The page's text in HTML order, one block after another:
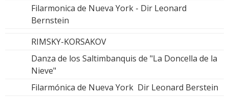
Filarmonica de Nueva York - Dir Leonard
Bernstein
RIMSKY-KORSAKOV
Danza de los Saltimbanquis de "La Doncella de la
Nieve"
Filarmónica de Nueva York Dir Leonard Berstein